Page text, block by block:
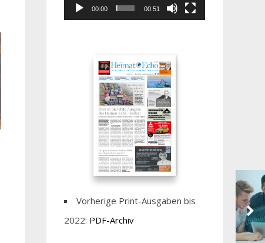
00:00 00:51
Vorherige Print-Ausgaben bis
2022: PDF-Archiv